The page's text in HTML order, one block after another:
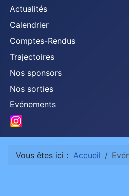
Actualités
Calendrier
Comptes-Rendus
Trajectoires
Nos sponsors
Nos sorties
Evénements
Instagram
Vous êtes ici : Accueil